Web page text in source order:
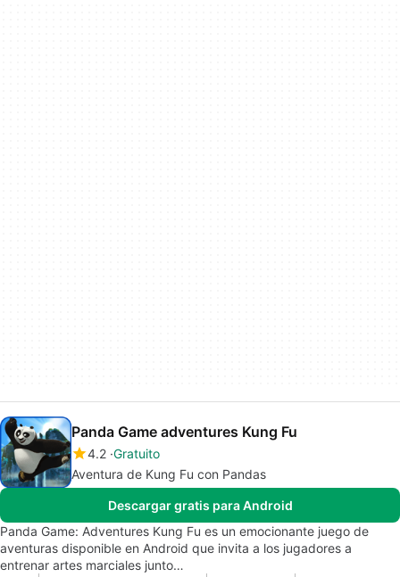
Panda Game adventures Kung Fu
4.2 Gratuito
Aventura de Kung Fu con Pandas
Descargar gratis para Android
Panda Game: Adventures Kung Fu es un emocionante juego de
aventuras disponible en Android que invita a los jugadores a
entrenar artes marciales junto…